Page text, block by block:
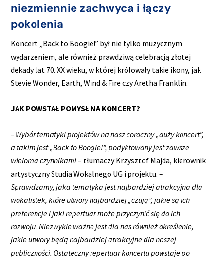
niezmiennie zachwyca i łączy
pokolenia
Koncert „Back to Boogie!” był nie tylko muzycznym
wydarzeniem, ale również prawdziwą celebracją złotej
dekady lat 70. XX wieku, w której królowały takie ikony, jak
Stevie Wonder, Earth, Wind & Fire czy Aretha Franklin.
JAK POWSTAŁ POMYSŁ NA KONCERT?
– Wybór tematyki projektów na nasz coroczny „duży koncert”,
a takim jest „Back to Boogie!”, podyktowany jest zawsze
wieloma czynnikami– tłumaczy Krzysztof Majda, kierownik
artystyczny Studia Wokalnego UG i projektu. –
Sprawdzamy, jaka tematyka jest najbardziej atrakcyjna dla
wokalistek, które utwory najbardziej „czują”, jakie są ich
preferencje i jaki repertuar może przyczynić się do ich
rozwoju. Niezwykle ważne jest dla nas również określenie,
jakie utwory będą najbardziej atrakcyjne dla naszej
publiczności. Ostateczny repertuar koncertu powstaje po